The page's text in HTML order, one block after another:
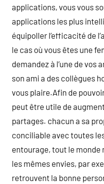
applications, vous vous
applications les plus
équipoller l’efficacité de
le cas où vous êtes une
demandez à l’une de vos
son ami a des collègues
vous plaire.Afin de
peut être utile de
partages. chacun a sa
conciliable avec toutes
entourage, tout le monde
les mêmes envies, par
retrouvent la bonne